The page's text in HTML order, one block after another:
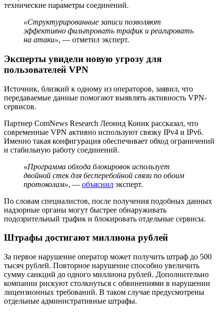
технические параметры соединений.
«Структурированные записи позволяют
эффективно фильтровать трафик и реагировать
на атаки», — отметил эксперт.
Эксперты увидели новую угрозу для
пользователей VPN
Источник, близкий к одному из операторов, заявил, что
передаваемые данные помогают выявлять активность VPN-
сервисов.
Партнер ComNews Research Леонид Коник рассказал, что
современные VPN активно используют связку IPv4 и IPv6.
Именно такая конфигурация обеспечивает обход ограничений
и стабильную работу соединений.
«Программа обхода блокировок использует
двойной стек для бесперебойной связи по обоим
протоколам», — объяснил эксперт.
По словам специалистов, после получения подобных данных
надзорные органы могут быстрее обнаруживать
подозрительный трафик и блокировать отдельные сервисы.
Штрафы достигают миллиона рублей
За первое нарушение оператор может получить штраф до 500
тысяч рублей. Повторное нарушение способно увеличить
сумму санкций до одного миллиона рублей. Дополнительно
компании рискуют столкнуться с обвинениями в нарушении
лицензионных требований. В таком случае предусмотрены
отдельные административные штрафы.